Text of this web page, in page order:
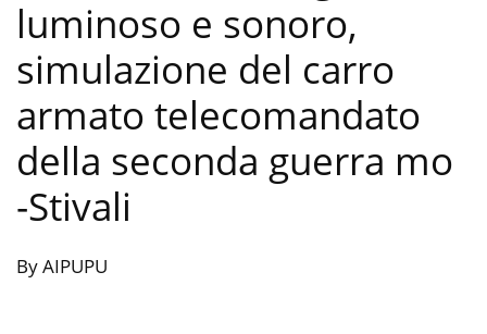
luminoso e sonoro,
simulazione del carro
armato telecomandato
della seconda guerra mo
-Stivali
By AIPUPU